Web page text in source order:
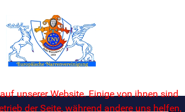
unserer Website. Einige von ihnen sind
der Seite, während andere uns helfen,